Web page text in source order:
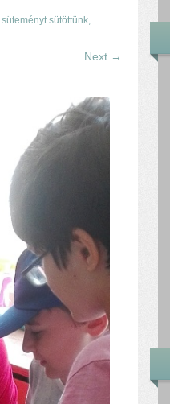
sütöttünk,
Next →